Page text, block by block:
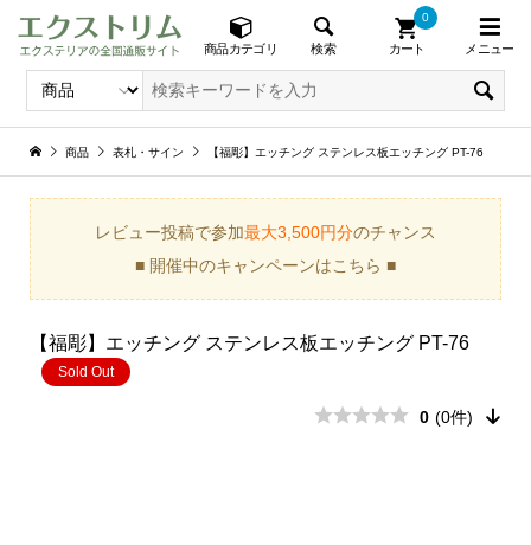
商品カテゴリ 検索 カート
0
メニュー
商品 表札・サイン 【福彫】エッチング ステンレス板エッチング PT-76
レビュー投稿で参加最大3,500円分のチャンス
■ 開催中のキャンペーンはこちら ■
【福彫】エッチング ステンレス板エッチング PT-76
Sold Out
0 (0件)